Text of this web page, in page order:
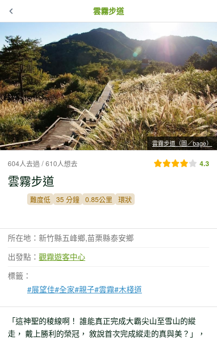
雲霧步道
雲霧步道（圖／bage）
604人去過 / 610人想去 4.3
雲霧步道
難度低 35 分鐘 0.85公里 環狀
所在地：新竹縣五峰鄉,苗栗縣泰安鄉
出發點： 觀霧遊客中心
標籤：
#展望佳#全家#親子#雲霧#木棧道
「這神聖的稜線啊！ 誰能真正完成大霸尖山至雪山的縱
走， 戴上勝利的榮冠， 敘說首次完成縱走的真與美？」，